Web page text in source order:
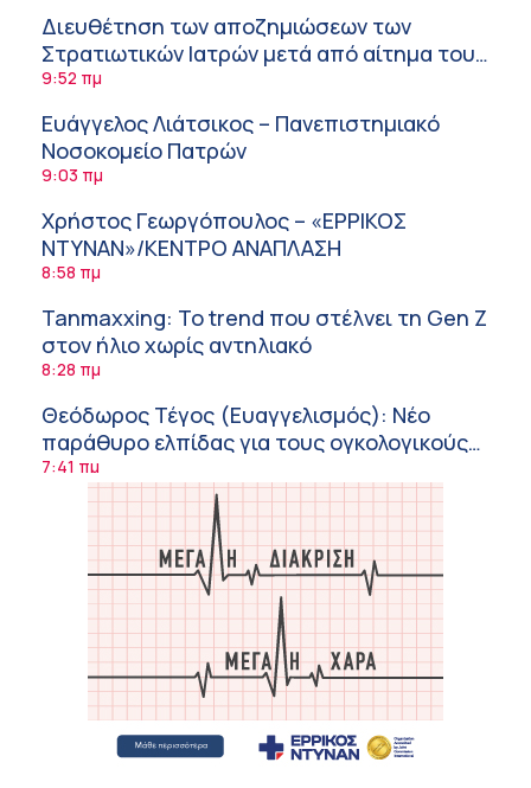
Διευθέτηση των αποζημιώσεων των
Στρατιωτικών Ιατρών μετά από αίτημα του
ΙΣΑ
9:52 πμ
Ευάγγελος Λιάτσικος – Πανεπιστημιακό
Νοσοκομείο Πατρών
9:03 πμ
Χρήστος Γεωργόπουλος – «ΕΡΡΙΚΟΣ
ΝΤΥΝΑΝ»/ΚΕΝΤΡΟ ΑΝΑΠΛΑΣΗ
8:58 πμ
Tanmaxxing: To trend που στέλνει τη Gen Z
στον ήλιο χωρίς αντηλιακό
8:28 πμ
Θεόδωρος Τέγος (Ευαγγελισμός): Νέο
παράθυρο ελπίδας για τους ογκολογικούς
ασθενείς μέσω κλινικών δοκιμών
7:41 πμ
Ασφάλεια στο νερό: 8 χρήσιμες οδηγίες
από τον Ελληνικό Ερυθρό Σταυρό
Μαρίνα Ραυτοπούλου (ΙΑΤΡΙΚΟ ΚΕΝΤΡΟ):
Εκπαίδευση στον διαβήτη – Ένας πυλώνας
της σύγχρονης φροντίδας
6:56 πμ
Αθανάσιος Μανώλης (Metropolitan
Hospital): Καρδιοπαθείς και καλοκαίρι –
Διακοπές με ασφάλεια